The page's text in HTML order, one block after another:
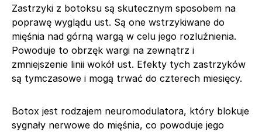
Zastrzyki z botoksu są skutecznym sposobem na
poprawę wyglądu ust. Są one wstrzykiwane do
mięśnia nad górną wargą w celu jego rozluźnienia.
Powoduje to obrzęk wargi na zewnątrz i
zmniejszenie linii wokół ust. Efekty tych zastrzyków
są tymczasowe i mogą trwać do czterech miesięcy.
Botox jest rodzajem neuromodulatora, który blokuje
sygnały nerwowe do mięśnia, co powoduje jego